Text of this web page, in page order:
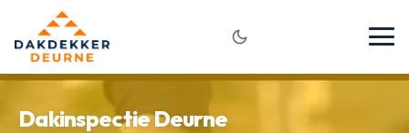
Dakinspectie Deurne